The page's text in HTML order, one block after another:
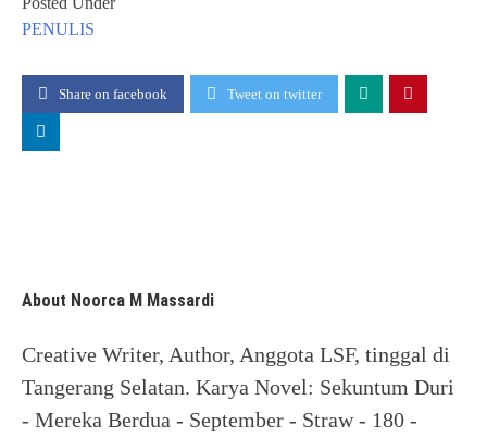
PENULIS
Share on facebook Tweet on twitter
About Noorca M Massardi
Creative Writer, Author, Anggota LSF, tinggal di
Tangerang Selatan. Karya Novel: Sekuntum Duri
- Mereka Berdua - September - Straw - 180 -